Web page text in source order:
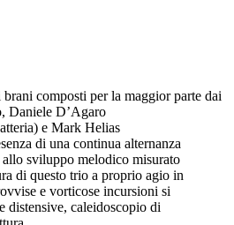
composti per la maggior parte dai
Daniele D’Agaro
e Mark Helias
di una continua alternanza
allo sviluppo melodico misurato
di questo trio a proprio agio in
e vorticose incursioni si
distensive, caleidoscopio di